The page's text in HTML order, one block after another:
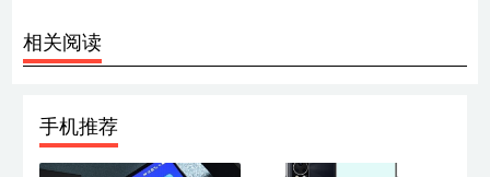
相关阅读
手机推荐